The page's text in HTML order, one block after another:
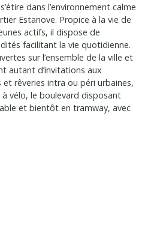
dans l’environnement calme
Estanove. Propice à la vie de
actifs, il dispose de
facilitant la vie quotidienne.
sur l’ensemble de la ville et
autant d’invitations aux
rêveries intra ou péri urbaines,
vélo, le boulevard disposant
et bientôt en tramway, avec